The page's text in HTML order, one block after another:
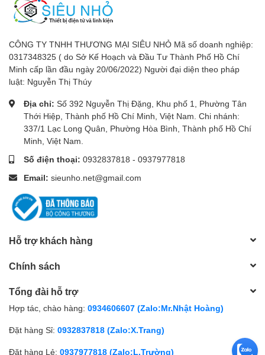
TV trong quá trình ghép
nối.
-Cách sử dụng điều
khiển từ xa
A. Trước khi sử dụng
nút Google Assistant,
trước tiên bạn phải
ghép nối điều khiển từ
xa với TV.
B. Chức năng trợ lý
CÔNG TY TNHH THƯƠNG MẠI SIÊU NHỎ Mã số doanh nghiệp:
0317348325 ( do Sở Kế Hoạch và Đầu Tư Thành Phố Hồ Chí
Minh cấp lần đầu ngày 20/06/2022) Người đại diện theo pháp
luật: Nguyễn Thị Thúy
Địa chỉ: Số 392 Nguyễn Thị Đặng, Khu phố 1, Phường Tân
Thới Hiệp, Thành phố Hồ Chí Minh, Việt Nam. Chi nhánh:
337/1 Lạc Long Quân, Phường Hòa Bình, Thành phố Hồ Chí
Minh, Việt Nam.
Số điện thoại: 0932837818 - 0937977818
Email: sieunho.net@gmail.com
Hỗ trợ khách hàng
Chính sách
Tổng đài hỗ trợ
Hợp tác, chào hàng: 0934606607 (Zalo:Mr.Nhật Hoàng)
Đặt hàng Sỉ: 0932837818 (Zalo:X.Trang)
Đặt hàng Lẻ: 0937977818 (Zalo:L.Trường)